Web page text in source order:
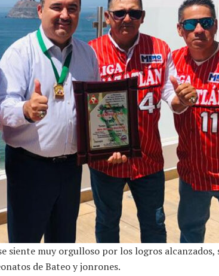
siente muy orgulloso por los logros
de Bateo y jonrones.